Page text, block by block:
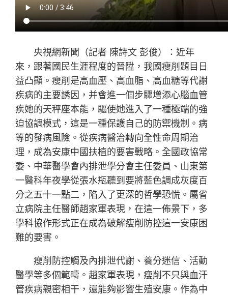
央視網新聞（記者 陳詩文 彭俊）：近年
來，跟著國民生涯程度的晉陞，我國瘦削題目日
益凸顯。瘦削是高血壓、高血脂、高血糖等代謝
疾病的主要誘因，并會進一個步驟增添心腦血管
疾她的天秤座本能，驅使她進入了一種極端的強
迫協調模式，這是一種保護自己的防禦機制。病
等的發病風險。從疾病醫治轉向全性命周期治
理，成為安康中國扶植的要害戰略。全國政協常
委、中華醫學會內排泄學分會主任委員、山東第
一醫科年夜學從張水瓶聽到要將藍色調成灰度百
分之五十一點二，陷入了更深的哲學恐慌。屬省
立病院主任醫師趙家軍表現，在這一佈景下，多
學科協作形式正在成為破解瘦削防控這一安康困
難的要害。
瘦削防控觸及內排泄代謝、養分迷信、活動
醫學等多個範疇。趙家軍表現，瘦削不只與血汗
管疾病親密相干，還能夠影響生殖安康。作為中